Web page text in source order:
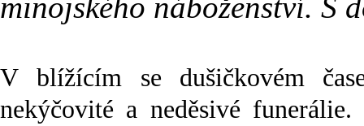
V blížícím se dušičkovém
nekýčovité a neděsivé funerálie.